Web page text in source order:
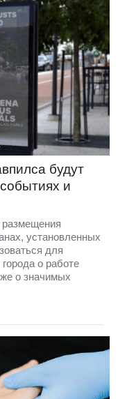
будут
и
размещения
установленных
для
о работе
о значимых